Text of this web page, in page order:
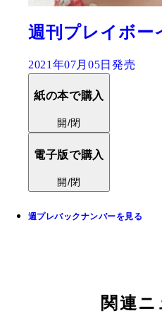
週刊プレイボー
2021年07月05日発売
紙の本で購入
開/閉
電子版で購入
開/閉
週プレバックナンバーを見る
関連ニ